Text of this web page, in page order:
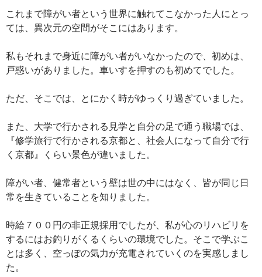
これまで障がい者という世界に触れてこなかった人にとっ
ては、異次元の空間がそこにはあります。
私もそれまで身近に障がい者がいなかったので、初めは、
戸惑いがありました。車いすを押すのも初めてでした。
ただ、そこでは、とにかく時がゆっくり過ぎていました。
また、大学で行かされる見学と自分の足で通う職場では、
『修学旅行で行かされる京都と、社会人になって自分で行
く京都』くらい景色が違いました。
障がい者、健常者という壁は世の中にはなく、皆が同じ日
常を生きていることを知りました。
時給７００円の非正規採用でしたが、私が心のリハビリを
するにはお釣りがくるくらいの環境でした。そこで学ぶこ
とは多く、空っぽの気力が充電されていくのを実感しまし
た。